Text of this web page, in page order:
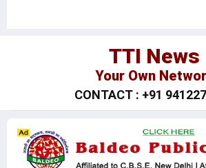
TTI News
Your Own
CONTACT : +91